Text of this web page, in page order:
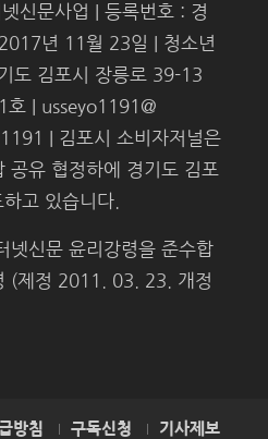
신문사업 | 등록번호 : 경
년 11월 23일 | 청소년
도 김포시 장릉로 39-13
호 | usseyo1191@
| 김포시 소비자저널은
공유 협정하에 경기도 김포
고 있습니다.
넷신문 윤리강령을 준수합
(제정 2011. 03. 23. 개정
방침 구독신청 기사제보